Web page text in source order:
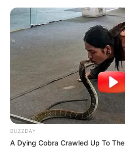
MENU
BUZZDAY
A Dying Cobra Crawled Up To